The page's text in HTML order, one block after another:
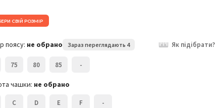
СВІЙ РОЗМІР
поясу: не обрано Зараз переглядають 4 Як підібрати?
75 80 85 -
чашки: не обрано
C D E F -